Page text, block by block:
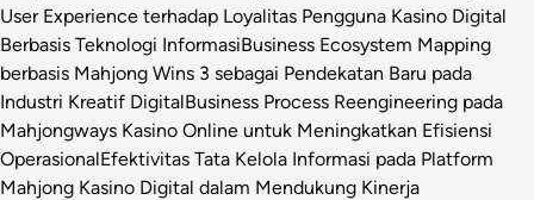
User Experience terhadap Loyalitas Pengguna Kasino Digital
Berbasis Teknologi InformasiBusiness Ecosystem Mapping
berbasis Mahjong Wins 3 sebagai Pendekatan Baru pada
Industri Kreatif DigitalBusiness Process Reengineering pada
Mahjongways Kasino Online untuk Meningkatkan Efisiensi
OperasionalEfektivitas Tata Kelola Informasi pada Platform
Mahjong Kasino Digital dalam Mendukung Kinerja